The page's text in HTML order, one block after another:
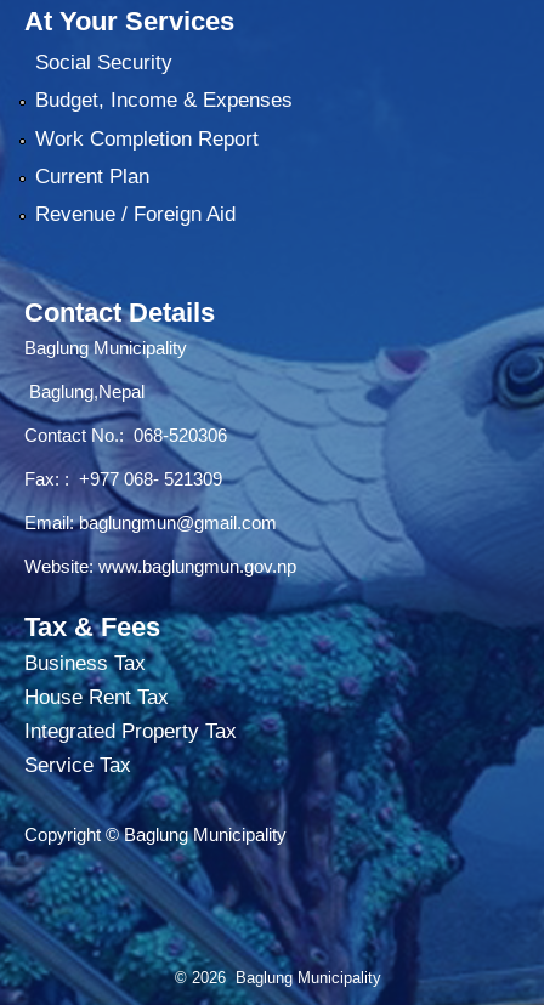
At Your Services
Social Security
Budget, Income & Expenses
Work Completion Report
Current Plan
Revenue / Foreign Aid
Contact Details
Baglung Municipality
Baglung,Nepal
Contact No.: 068-520306
Fax: : +977 068- 521309
Email:baglungmun@gmail.com
Website:www.baglungmun.gov.np
Tax & Fees
Business Tax
House Rent Tax
Integrated Property Tax
Service Tax
Copyright © Baglung Municipality
© 2026 Baglung Municipality